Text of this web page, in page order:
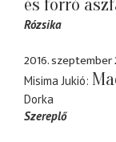
és forró
Rózsika
2016. szeptember
Misima Jukió
Dorka
Szereplő